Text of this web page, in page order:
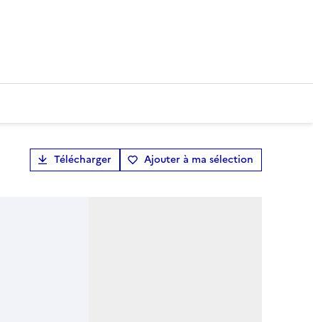
Télécharger Ajouter à ma sélection